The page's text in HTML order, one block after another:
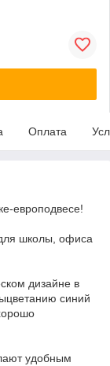
Оплата
европодвесе!
школы, офиса
дизайне в
синий
удобным